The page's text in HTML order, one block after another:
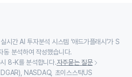
시간 AI 투자분석 시스템 ‘애드가플래시’가 S
동 분석하여 작성했습니다.
8-K를 분석합니다.자주묻는 질문
NASDAQ, 초이스스탁US